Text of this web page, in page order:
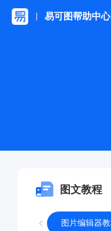
易可图帮助中心
图文教程
图片编辑器